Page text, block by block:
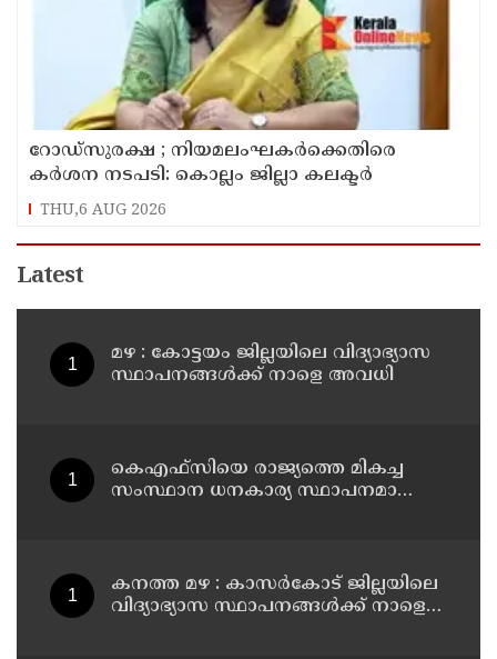
റോഡ്‌സുരക്ഷ ; നിയമലംഘകർക്കെതിരെ
കർശന നടപടി: കൊല്ലം ജില്ലാ കലക്ടർ
THU,6 AUG 2026
Latest
മഴ : കോട്ടയം ജില്ലയിലെ വിദ്യാഭ്യാസ
സ്ഥാപനങ്ങൾക്ക് നാളെ അവധി
കെഎഫ്‌സിയെ രാജ്യത്തെ മികച്ച
സംസ്ഥാന ധനകാര്യ സ്ഥാപനമാക്കും:
കനത്ത മഴ : കാസർകോട് ജില്ലയിലെ
വിദ്യാഭ്യാസ സ്ഥാപനങ്ങൾക്ക് നാളെ